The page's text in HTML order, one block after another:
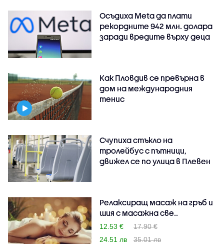
Осъдиха Meta да плати
рекордните 942 млн. долара
заради вредите върху деца
Как Пловдив се превърна в
дом на международния
тенис
Счупиха стъкло на
тролейбус с пътници,
движел се по улица в Плевен
Релаксиращ масаж на гръб и
шия с масажна све..
12.53 €
17.90 €
24.51 лв
35.01 лв